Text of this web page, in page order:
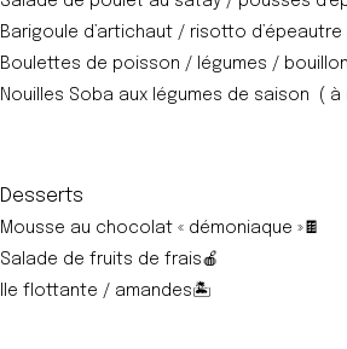
Barigoule d’artichaut / risotto
Boulettes de poisson / légumes /
Nouilles Soba aux légumes de saison (
Desserts
Mousse au chocolat « démoniaque » 🍫
Salade de fruits de frais🍎
Ile flottante / amandes🏝️